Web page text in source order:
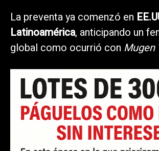
La preventa ya comenzó en
Latinoamérica, anticipando un
global como ocurrió con Mugen